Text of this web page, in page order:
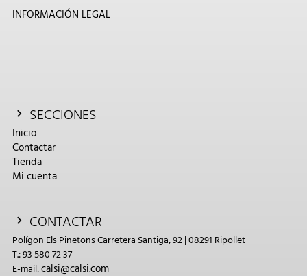
INFORMACIÓN LEGAL
SECCIONES
Inicio
Contactar
Tienda
Mi cuenta
CONTACTAR
Polígon Els Pinetons Carretera Santiga, 92 | 08291 Ripollet
T.: 93 580 72 37
E-mail:calsi@calsi.com